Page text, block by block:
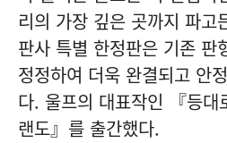
리의 가장 깊은 곳까지 파고
판사 특별 한정판은 기존 판
정정하여 더욱 완결되고 안
다. 울프의 대표작인 『등
랜도』를 출간했다.